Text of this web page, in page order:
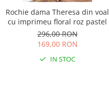
Rochie dama Theresa din voal
cu imprimeu floral roz pastel
296,00 RON
169,00 RON
IN STOC